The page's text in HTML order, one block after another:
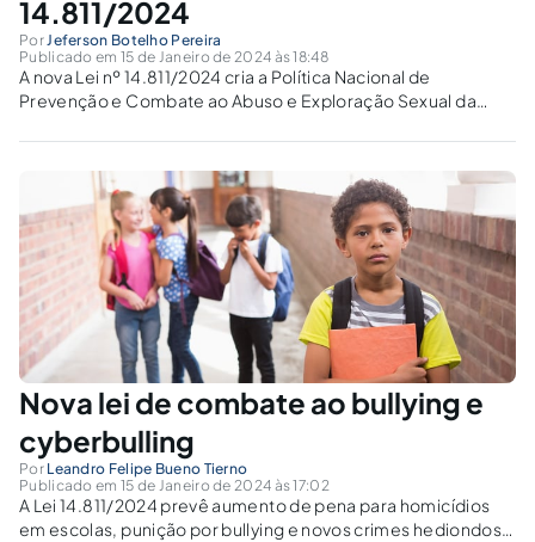
14.811/2024
Por Jeferson Botelho Pereira
Publicado em 15 de Janeiro de 2024 às 18:48
A nova Lei nº 14.811/2024 cria a Política Nacional de
Prevenção e Combate ao Abuso e Exploração Sexual da
cyberbullying no Código Penal.
Nova lei de combate ao bullying e
cyberbulling
Por Leandro Felipe Bueno Tierno
Publicado em 15 de Janeiro de 2024 às 17:02
A Lei 14.811/2024 prevê aumento de pena para homicídios
em escolas, punição por bullying e novos crimes hediondos,